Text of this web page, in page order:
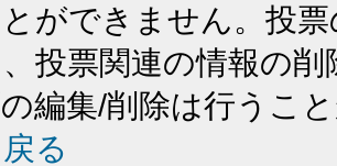
ができません。投
投票関連の情報の
編集/削除は行うこ
る